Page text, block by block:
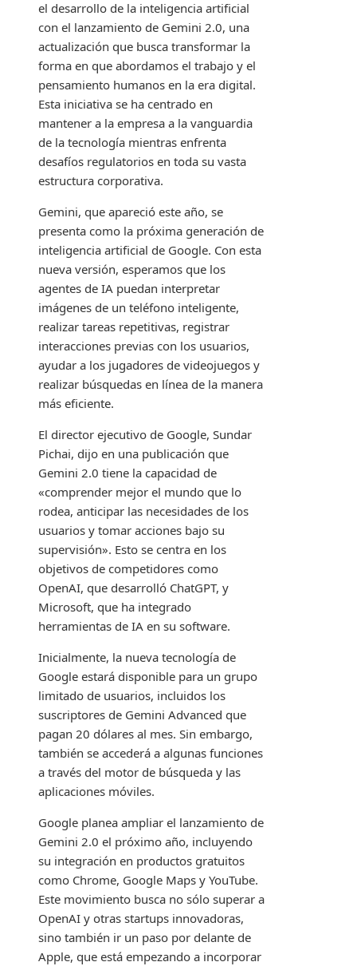
el desarrollo de la inteligencia artificial
con el lanzamiento de Gemini 2.0, una
actualización que busca transformar la
forma en que abordamos el trabajo y el
pensamiento humanos en la era digital.
Esta iniciativa se ha centrado en
mantener a la empresa a la vanguardia
de la tecnología mientras enfrenta
desafíos regulatorios en toda su vasta
estructura corporativa.
Gemini, que apareció este año, se
presenta como la próxima generación de
inteligencia artificial de Google. Con esta
nueva versión, esperamos que los
agentes de IA puedan interpretar
imágenes de un teléfono inteligente,
realizar tareas repetitivas, registrar
interacciones previas con los usuarios,
ayudar a los jugadores de videojuegos y
realizar búsquedas en línea de la manera
más eficiente.
El director ejecutivo de Google, Sundar
Pichai, dijo en una publicación que
Gemini 2.0 tiene la capacidad de
«comprender mejor el mundo que lo
rodea, anticipar las necesidades de los
usuarios y tomar acciones bajo su
supervisión». Esto se centra en los
objetivos de competidores como
OpenAI, que desarrolló ChatGPT, y
Microsoft, que ha integrado
herramientas de IA en su software.
Inicialmente, la nueva tecnología de
Google estará disponible para un grupo
limitado de usuarios, incluidos los
suscriptores de Gemini Advanced que
pagan 20 dólares al mes. Sin embargo,
también se accederá a algunas funciones
a través del motor de búsqueda y las
aplicaciones móviles.
Google planea ampliar el lanzamiento de
Gemini 2.0 el próximo año, incluyendo
su integración en productos gratuitos
como Chrome, Google Maps y YouTube.
Este movimiento busca no sólo superar a
OpenAI y otras startups innovadoras,
sino también ir un paso por delante de
Apple, que está empezando a incorporar